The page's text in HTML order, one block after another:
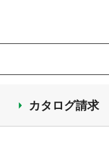
カタログ請求